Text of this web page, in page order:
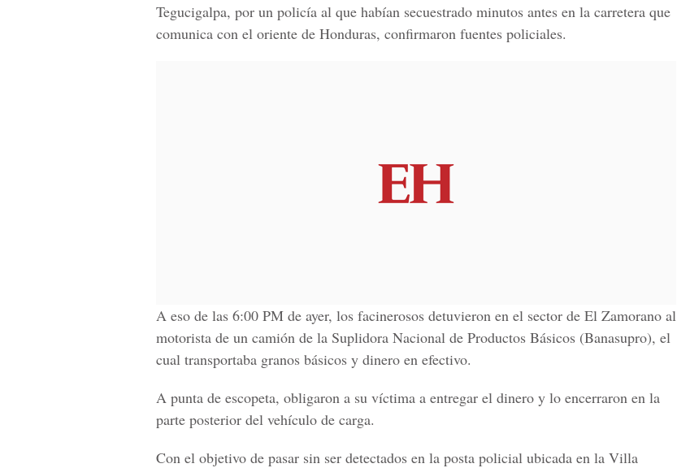
Tegucigalpa, por un policía al que habían secuestrado minutos antes en la carretera que
comunica con el oriente de Honduras, confirmaron fuentes policiales.
A eso de las 6:00 PM de ayer, los facinerosos detuvieron en el sector de El Zamorano al
motorista de un camión de la Suplidora Nacional de Productos Básicos (Banasupro), el
cual transportaba granos básicos y dinero en efectivo.
A punta de escopeta, obligaron a su víctima a entregar el dinero y lo encerraron en la
parte posterior del vehículo de carga.
Con el objetivo de pasar sin ser detectados en la posta policial ubicada en la Villa